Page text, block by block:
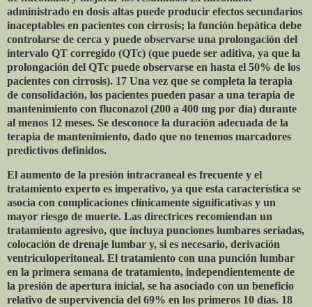
administrado en dosis altas puede producir efectos secundarios
inaceptables en pacientes con cirrosis; la función hepática debe
controlarse de cerca y puede observarse una prolongación del
intervalo QT corregido (QTc) (que puede ser aditiva, ya que la
prolongación del QTc puede observarse en hasta el 50% de los
pacientes con cirrosis). 17 Una vez que se completa la terapia
de consolidación, los pacientes pueden pasar a una terapia de
mantenimiento con fluconazol (200 a 400 mg por día) durante
al menos 12 meses. Se desconoce la duración adecuada de la
terapia de mantenimiento, dado que no tenemos marcadores
predictivos definidos.
El aumento de la presión intracraneal es frecuente y el
tratamiento experto es imperativo, ya que esta característica se
asocia con complicaciones clínicamente significativas y un
mayor riesgo de muerte. Las directrices recomiendan un
tratamiento agresivo, que incluya punciones lumbares seriadas,
colocación de drenaje lumbar y, si es necesario, derivación
ventriculoperitoneal. El tratamiento con una punción lumbar
en la primera semana de tratamiento, independientemente de
la presión de apertura inicial, se ha asociado con un beneficio
relativo de supervivencia del 69% en los primeros 10 días. 18